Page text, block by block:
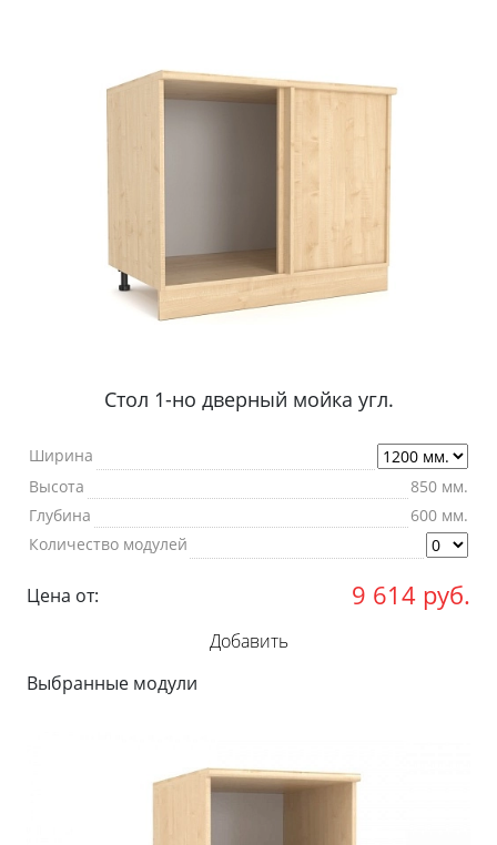
Стол 1-но дверный мойка угл.
Ширина
Высота
850 мм.
Глубина
600 мм.
Количество модулей
Цена от: 9 614 руб.
Добавить
Выбранные модули